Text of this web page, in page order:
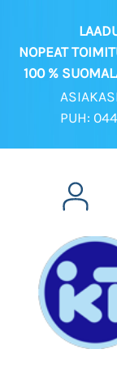
NOPEAT
100 %
PUH: